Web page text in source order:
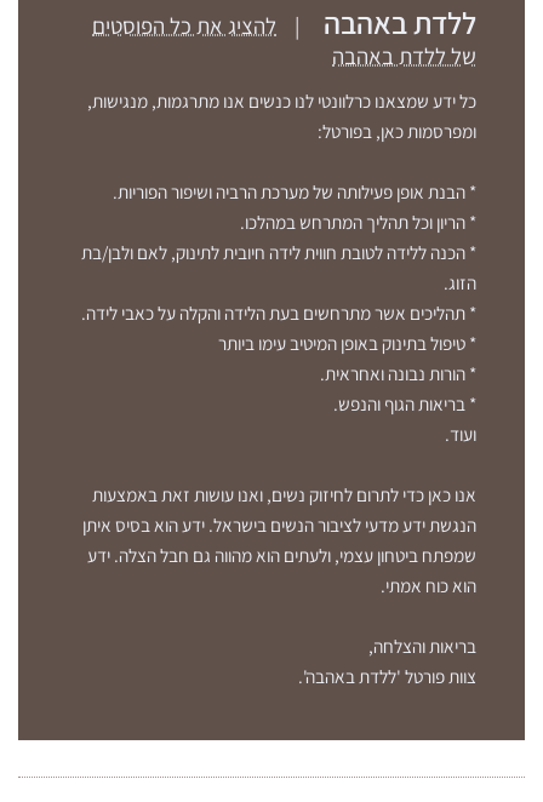
ללדת באהבה |
להציג את כל הפוסטים
של ללדת באהבה
כל ידע שמצאנו כרלוונטי לנו כנשים אנו מתרגמות, מנגישות,
ומפרסמות כאן, בפורטל:
* הבנת אופן פעילותה של מערכת הרביה ושיפור הפוריות.
* הריון וכל תהליך המתרחש במהלכו.
* הכנה ללידה לטובת חווית לידה חיובית לתינוק, לאם ולבן/בת
הזוג.
* תהליכים אשר מתרחשים בעת הלידה והקלה על כאבי לידה.
* טיפול בתינוק באופן המיטיב עימו ביותר
* הורות נבונה ואחראית.
* בריאות הגוף והנפש.
ועוד.
אנו כאן כדי לתרום לחיזוק נשים, ואנו עושות זאת באמצעות
הנגשת ידע מדעי לציבור הנשים בישראל. ידע הוא בסיס איתן
שמפתח ביטחון עצמי, ולעתים הוא מהווה גם חבל הצלה. ידע
הוא כוח אמתי.
בריאות והצלחה,
צוות פורטל 'ללדת באהבה'.